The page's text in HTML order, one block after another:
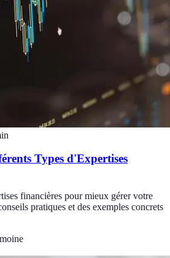
Types d'Expertises
financières pour mieux gérer votre
pratiques et des exemples concrets